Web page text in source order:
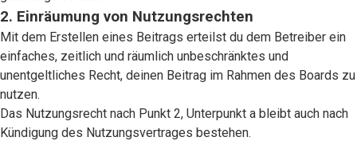
2. Einräumung von Nutzungsrechten
Mit dem Erstellen eines Beitrags erteilst du dem Betreiber ein
einfaches, zeitlich und räumlich unbeschränktes und
unentgeltliches Recht, deinen Beitrag im Rahmen des Boards zu
nutzen.
Das Nutzungsrecht nach Punkt 2, Unterpunkt a bleibt auch nach
Kündigung des Nutzungsvertrages bestehen.